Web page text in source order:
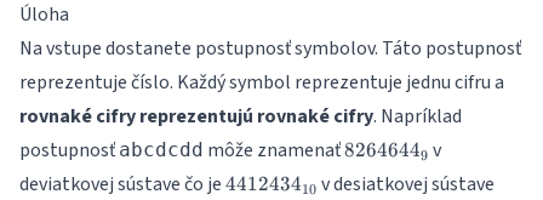
Úloha
Na vstupe dostanete postupnosť symbolov. Táto postupnosť
reprezentuje číslo. Každý symbol reprezentuje jednu cifru a
rovnaké cifry reprezentujú rovnaké cifry. Napríklad
postupnosť abcdcdd môže znamenať8264644_9
82646449 v
deviatkovej sústave čo je 4412434_{10}
441243410 v desiatkovej sústave